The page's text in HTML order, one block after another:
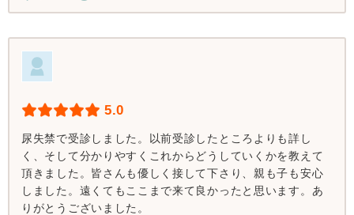
5.0
尿失禁で受診しました。以前受診したところよりも詳し
く、そして分かりやすくこれからどうしていくかを教えて
頂きました。皆さんも優しく接して下さり、親も子も安心
しました。遠くてもここまで来て良かったと思います。あ
りがとうございました。